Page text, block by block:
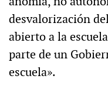
desvalorización
abierto a la
parte de un
escuela».